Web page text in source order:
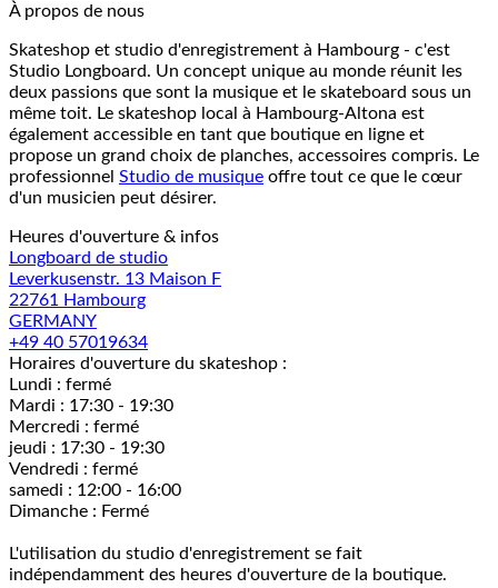
À propos de nous
Skateshop et studio d'enregistrement à Hambourg - c'est
Studio Longboard. Un concept unique au monde réunit les
deux passions que sont la musique et le skateboard sous un
même toit. Le skateshop local à Hambourg-Altona est
également accessible en tant que boutique en ligne et
propose un grand choix de planches, accessoires compris. Le
professionnel Studio de musique offre tout ce que le cœur
d'un musicien peut désirer.
Heures d'ouverture & infos
Longboard de studio
Leverkusenstr. 13 Maison F
22761 Hambourg
GERMANY
+49 40 57019634
Horaires d'ouverture du skateshop :
Lundi : fermé
Mardi : 17:30 - 19:30
Mercredi : fermé
jeudi : 17:30 - 19:30
Vendredi : fermé
samedi : 12:00 - 16:00
Dimanche : Fermé
L'utilisation du studio d'enregistrement se fait
indépendamment des heures d'ouverture de la boutique.